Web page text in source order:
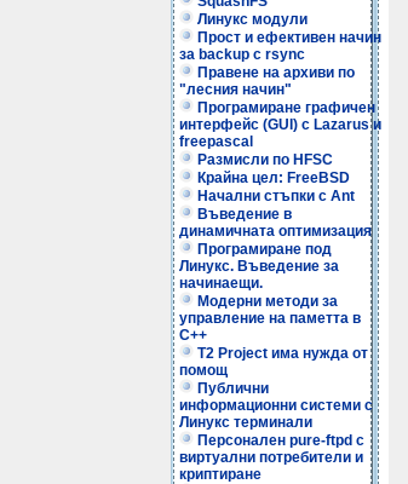
Линукс модули
Прост и ефективен начин
за backup с rsync
Правене на архиви по
"лесния начин"
Програмиране графичен
интерфейс (GUI) с Lazarus и
freepascal
Размисли по HFSC
Крайна цел: FreeBSD
Начални стъпки с Ant
Въведение в
динамичната оптимизация
Програмиране под
Линукс. Въведение за
начинаещи.
Модерни методи за
управление на паметта в
C++
T2 Project има нужда от
помощ
Публични
информационни системи с
Линукс терминали
Персонален pure-ftpd с
виртуални потребители и
криптиране